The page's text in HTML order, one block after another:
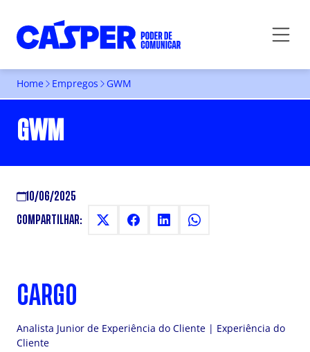
Home Empregos GWM
GWM
10/06/2025
COMPARTILHAR:
CARGO
Analista Junior de Experiência do Cliente | Experiência do
Cliente